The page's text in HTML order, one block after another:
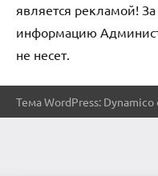
является рекламой!
информацию
не несет.
Тема WordPress: Dynamico